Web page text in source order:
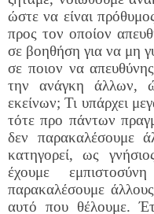
ώστε να είναι
προς τον οποίον
σε βοηθήση για να μη
σε ποιον να
την ανάγκη άλλων,
εκείνων; Τι υπάρχει
τότε προ πάντων
δεν παρακαλέσουμε
κατηγορεί, ως
έχουμε
παρακαλέσουμε
αυτό που θέλουμε.